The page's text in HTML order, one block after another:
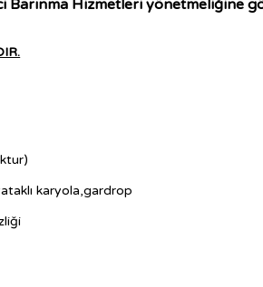
Hizmetleri yönetmeliğine
karyola,gardrop